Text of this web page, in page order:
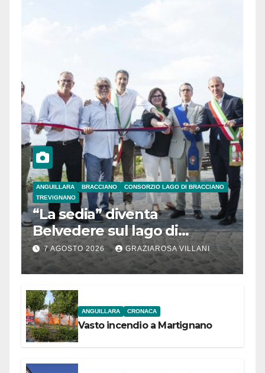
ANGUILLARA BRACCIANO
CONSORZIO LAGO DI BRACCIANO
TREVIGNANO
“La sedia” diventa
Belvedere sul lago di
Bracciano: ieri
l’inaugurazione
7 AGOSTO 2026 GRAZIAROSA VILLANI
ANGUILLARA CRONACA
Vasto incendio a Martignano